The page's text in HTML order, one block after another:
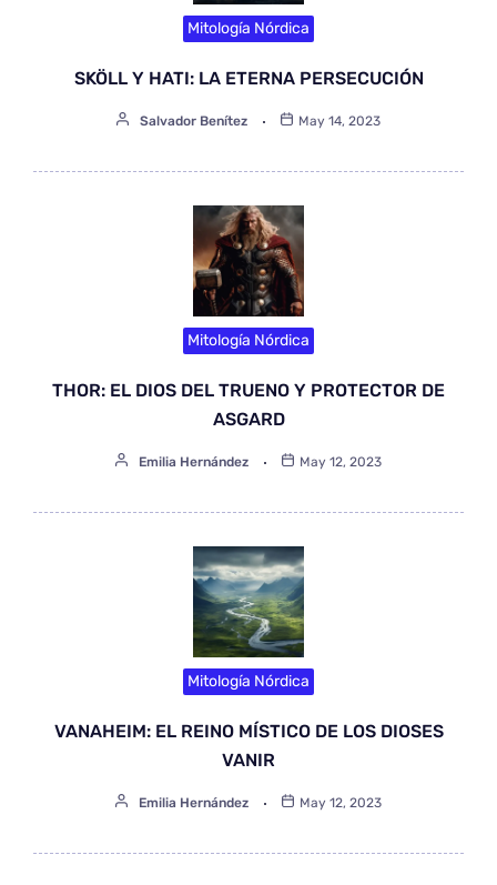
Mitología Nórdica
SKÖLL Y HATI: LA ETERNA PERSECUCIÓN
Salvador Benítez May 14, 2023
Mitología Nórdica
THOR: EL DIOS DEL TRUENO Y PROTECTOR DE
ASGARD
Emilia Hernández May 12, 2023
Mitología Nórdica
VANAHEIM: EL REINO MÍSTICO DE LOS DIOSES
VANIR
Emilia Hernández May 12, 2023